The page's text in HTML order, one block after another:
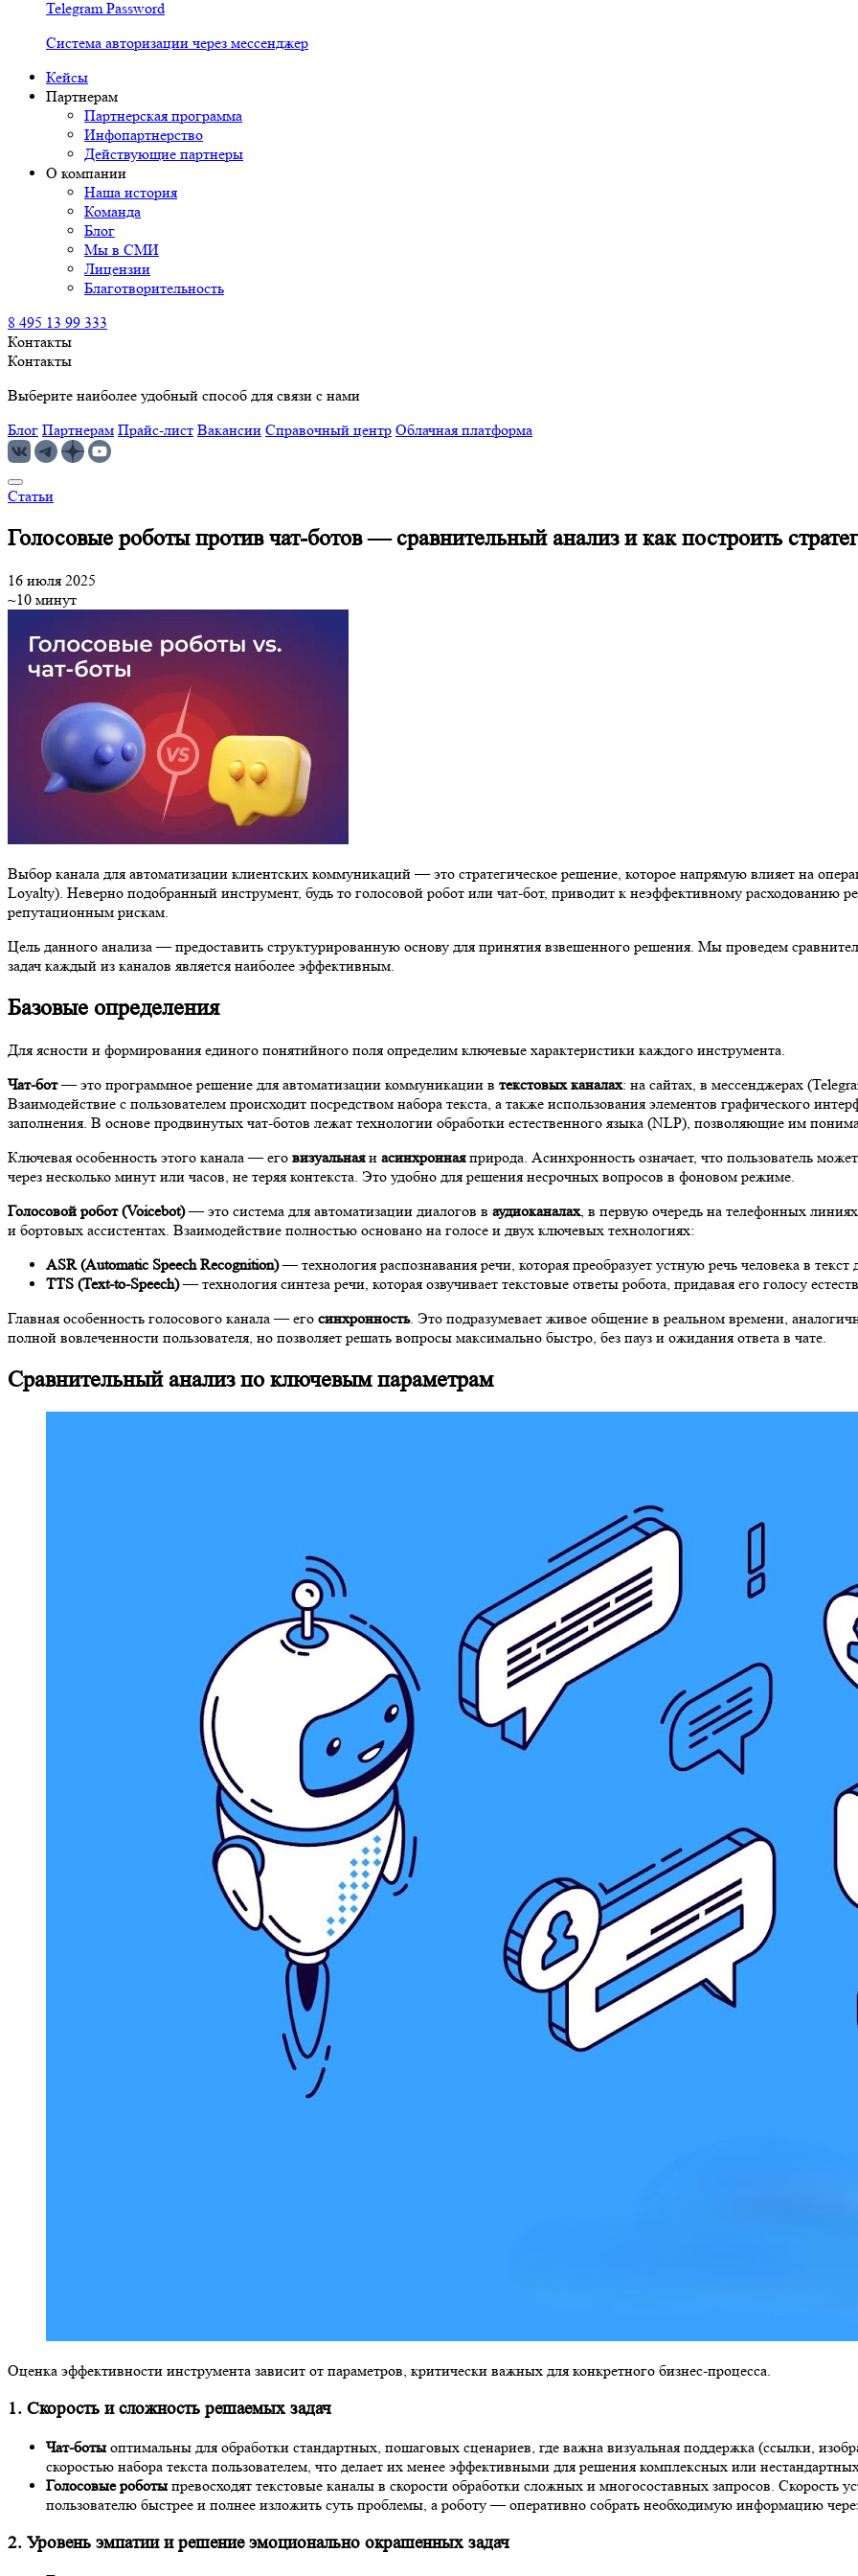
Telegram Password
Система авторизации через мессенджер
Кейсы
Партнерам
Партнерская программа
Инфопартнерство
Действующие партнеры
О компании
Наша история
Команда
Блог
Мы в СМИ
Лицензии
Благотворительность
8 495 13 99 333
Контакты
Контакты
Выберите наиболее удобный способ для связи с нами
Блог Партнерам Прайс-лист Вакансии Справочный центр Облачная платформа
Статьи
Голосовые роботы против чат-ботов — сравнительный анализ и как построить
16 июля 2025
~10 минут
Выбор канала для автоматизации клиентских коммуникаций — это стратегическое решение, которое напрямую влияет на
Loyalty). Неверно подобранный инструмент, будь то голосовой робот или чат-бот, приводит к неэффективному расходованию
репутационным рискам.
Цель данного анализа — предоставить структурированную основу для принятия взвешенного решения. Мы проведем
задач каждый из каналов является наиболее эффективным.
Базовые определения
Для ясности и формирования единого понятийного поля определим ключевые характеристики каждого инструмента.
Чат-бот— это программное решение для автоматизации коммуникации в текстовых каналах: на сайтах, в мессенджерах
Взаимодействие с пользователем происходит посредством набора текста, а также использования элементов графического
заполнения. В основе продвинутых чат-ботов лежат технологии обработки естественного языка (NLP), позволяющие им
Ключевая особенность этого канала — его визуальнаяи асинхроннаяприрода. Асинхронность означает, что пользователь
через несколько минут или часов, не теряя контекста. Это удобно для решения несрочных вопросов в фоновом режиме.
Голосовой робот (Voicebot)— это система для автоматизации диалогов в аудиоканалах, в первую очередь на телефонных
и бортовых ассистентах. Взаимодействие полностью основано на голосе и двух ключевых технологиях:
ASR (Automatic Speech Recognition)— технология распознавания речи, которая преобразует устную речь человека в текст
TTS (Text-to-Speech)— технология синтеза речи, которая озвучивает текстовые ответы робота, придавая его голосу
Главная особенность голосового канала — его синхронность. Это подразумевает живое общение в реальном времени,
полной вовлеченности пользователя, но позволяет решать вопросы максимально быстро, без пауз и ожидания ответа в чате.
Сравнительный анализ по ключевым параметрам
Оценка эффективности инструмента зависит от параметров, критически важных для конкретного бизнес-процесса.
1. Скорость и сложность решаемых задач
Чат-боты оптимальны для обработки стандартных, пошаговых сценариев, где важна визуальная поддержка (ссылки,
скоростью набора текста пользователем, что делает их менее эффективными для решения комплексных или
Голосовые роботы превосходят текстовые каналы в скорости обработки сложных и многосоставных запросов. Скорость
пользователю быстрее и полнее изложить суть проблемы, а роботу — оперативно собрать необходимую информацию
2. Уровень эмпатии и решение эмоционально окрашенных задач